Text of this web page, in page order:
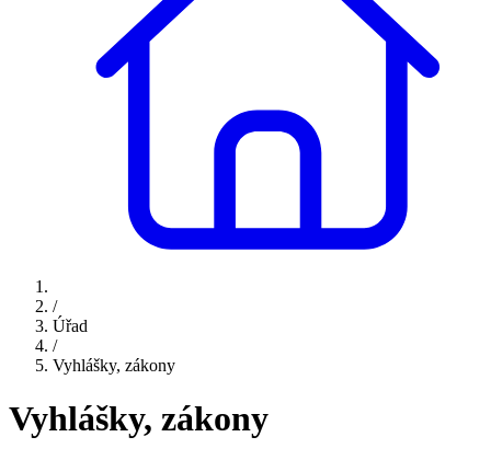
/
Úřad
/
Vyhlášky, zákony
Vyhlášky, zákony